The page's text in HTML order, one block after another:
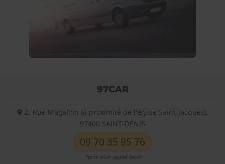
97CAR
2, Rue Magallon (à proximité de l'église Saint-Jacques),
97400 SAINT-DENIS
09 70 35 95 76